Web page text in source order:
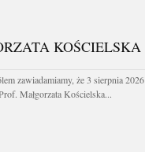
KOŚCIELSKA
zawiadamiamy, że 3 sierpnia 2026
Małgorzata Kościelska...